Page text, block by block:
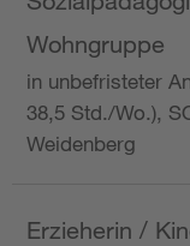
Wohngruppe
in unbefristeter
38,5 Std./Wo.),
Weidenberg
Erzieherin /